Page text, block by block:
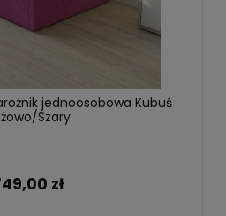
jednoosobowa Kubuś
Szary
zł